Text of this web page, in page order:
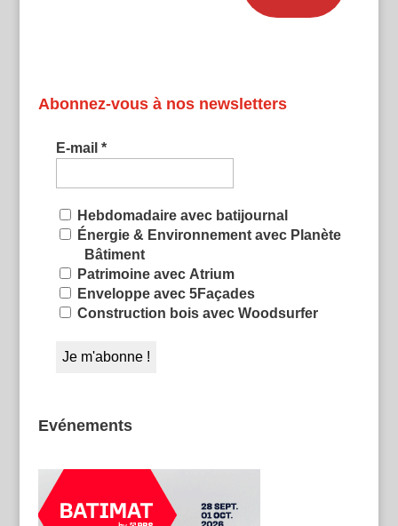
Abonnez-vous à nos newsletters
E-mail *
Hebdomadaire avec batijournal
Énergie & Environnement avec Planète
Bâtiment
Patrimoine avec Atrium
Enveloppe avec 5Façades
Construction bois avec Woodsurfer
Evénements